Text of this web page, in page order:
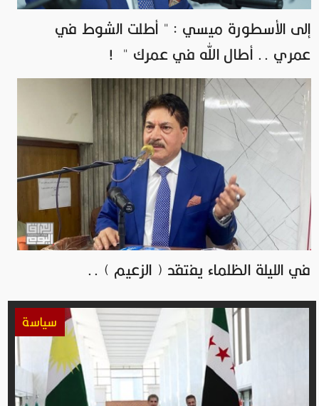
إلى الأسطورة ميسي : " أطلت الشوط في
عمري .. أطال الله في عمرك " !
في الليلة الظلماء يفتقد ( الزعيم ) ..
سياسة